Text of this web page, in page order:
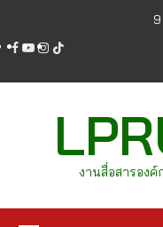
content
facebook
youtube
instagram
tiktok
งานสื่อสารอง